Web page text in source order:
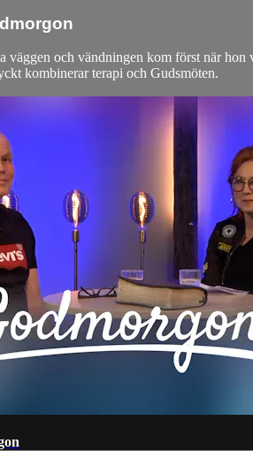
väggen och vändningen kom först när
kombinerar terapi och Gudsmöten.